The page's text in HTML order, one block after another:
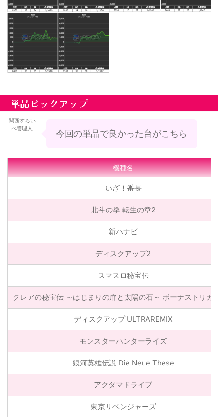
単品ピックアップ
関西すろい
べ管理人
今回の単品で良かった台がこちら
機種名
いざ！番長
北斗の拳 転生の章2
新ハナビ
ディスクアップ2
スマスロ秘宝伝
クレアの秘宝伝 ～はじまりの扉と太陽の石～ ボーナストリガ
ディスクアップ ULTRAREMIX
モンスターハンターライズ
銀河英雄伝説 Die Neue These
アクダマドライブ
東京リベンジャーズ